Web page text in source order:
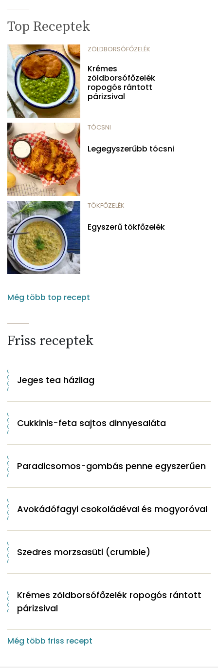
Top Receptek
ZÖLDBORSÓFŐZELÉK
Krémes
zöldborsófőzelék
ropogós rántott
párizsival
TÓCSNI
Legegyszerűbb tócsni
TÖKFŐZELÉK
Egyszerű tökfőzelék
Még több top recept
Friss receptek
Jeges tea házilag
Cukkinis-feta sajtos dinnyesaláta
Paradicsomos-gombás penne egyszerűen
Avokádófagyi csokoládéval és mogyoróval
Szedres morzsasüti (crumble)
Krémes zöldborsófőzelék ropogós rántott
párizsival
Még több friss recept